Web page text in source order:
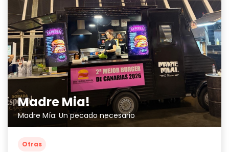
Madre Mia!
Madre Mía: Un pecado necesario
Otras